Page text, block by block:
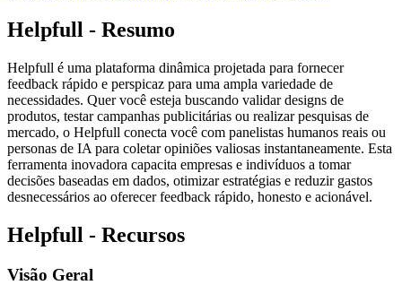
Helpfull - Resumo
Helpfull é uma plataforma dinâmica projetada para fornecer
feedback rápido e perspicaz para uma ampla variedade de
necessidades. Quer você esteja buscando validar designs de
produtos, testar campanhas publicitárias ou realizar pesquisas de
mercado, o Helpfull conecta você com panelistas humanos reais ou
personas de IA para coletar opiniões valiosas instantaneamente. Esta
ferramenta inovadora capacita empresas e indivíduos a tomar
decisões baseadas em dados, otimizar estratégias e reduzir gastos
desnecessários ao oferecer feedback rápido, honesto e acionável.
Helpfull - Recursos
Visão Geral